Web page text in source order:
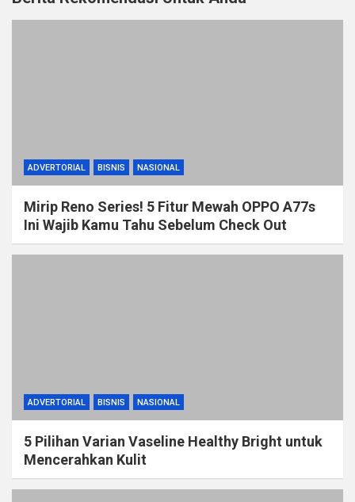
ADVERTORIAL BISNIS NASIONAL
Mirip Reno Series! 5 Fitur Mewah OPPO A77s
Ini Wajib Kamu Tahu Sebelum Check Out
ADVERTORIAL BISNIS NASIONAL
5 Pilihan Varian Vaseline Healthy Bright untuk
Mencerahkan Kulit